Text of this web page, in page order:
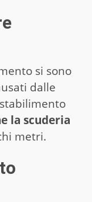
si sono
dalle
la scuderia
metri.